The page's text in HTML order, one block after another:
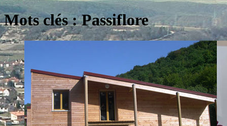
Mots clés : Passiflore